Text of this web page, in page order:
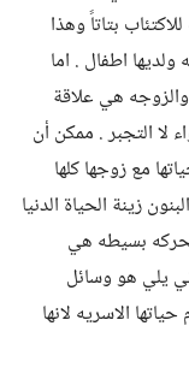
بتاتاً وهذا
اطفال . اما
هي علاقة
التجبر . ممكن أن
مع زوجها كلها
زينة الحياة الدنيا
بسيطه هي
يلي هو وسائل
الاسريه لانها